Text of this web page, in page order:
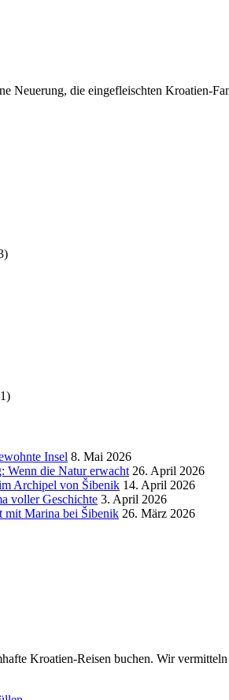
Neuerung, die eingefleischten Kroatien-
Insel 8. Mai 2026
Wenn die Natur erwacht 26. April 2026
Archipel von Šibenik 14. April 2026
voller Geschichte 3. April 2026
mit Marina bei Šibenik 26. März 2026
Kroatien-Reisen buchen. Wir